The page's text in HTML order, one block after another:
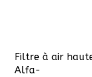
Filtre à air
Alfa-